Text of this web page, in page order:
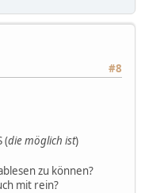
#8
(die möglich ist)
zu können?
mit rein?